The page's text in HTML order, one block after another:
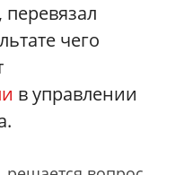
чего
в управлении